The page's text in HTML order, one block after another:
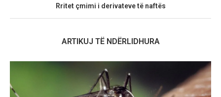
Rritet çmimi i derivateve të naftës
ARTIKUJ TË NDËRLIDHURA